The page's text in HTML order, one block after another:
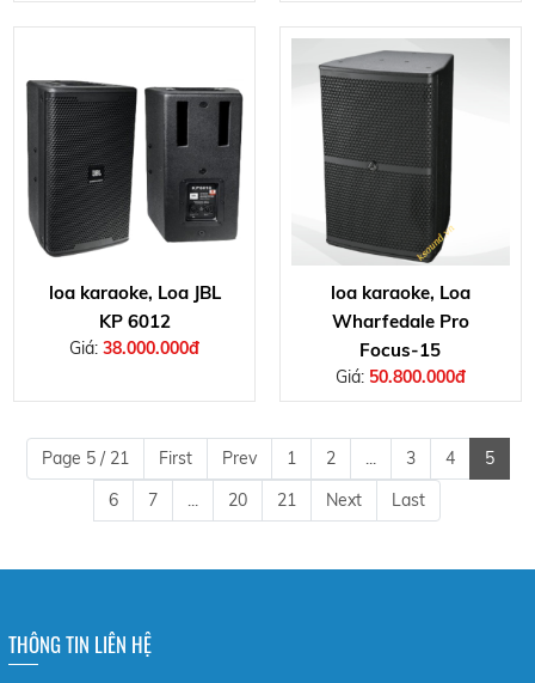
loa karaoke, Loa JBL
KP 6012
Giá:38.000.000đ
loa karaoke, Loa
Wharfedale Pro
Focus-15
Giá: 50.800.000đ
Page 5 / 21 First Prev 1 2 ... 3 4
5
6
7 ... 20 21 Next Last
THÔNG TIN LIÊN HỆ